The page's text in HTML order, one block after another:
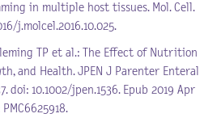
in multiple host tissues. Mol. Cell.
j.molcel.2016.10.025.
TP et al.: The Effect of Nutrition
and Health. JPEN J Parenter Enteral
doi: 10.1002/jpen.1536. Epub 2019 Apr
PMC6625918.